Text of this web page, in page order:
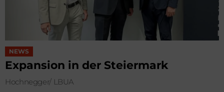
NEWS
Expansion in der Steiermark
Hochnegger/ LBUA